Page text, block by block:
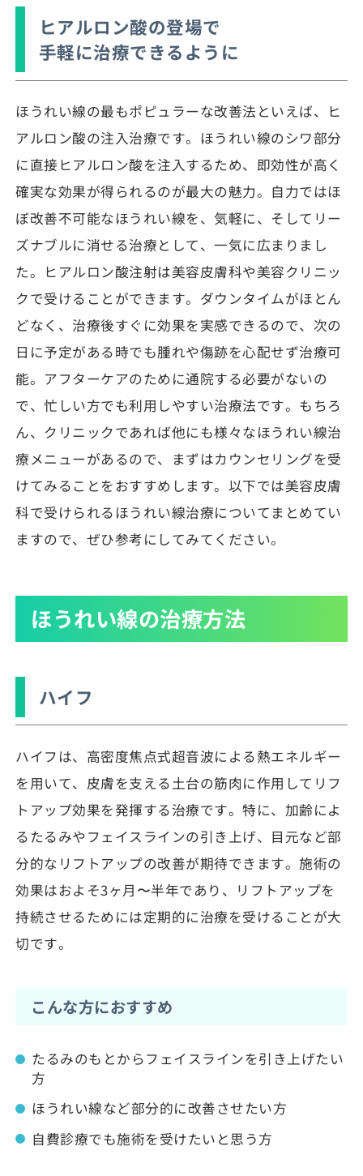
ヒアルロン酸の登場で
手軽に治療できるように
ほうれい線の最もポピュラーな改善法といえば、ヒ
アルロン酸の注入治療です。ほうれい線のシワ部分
に直接ヒアルロン酸を注入するため、即効性が高く
確実な効果が得られるのが最大の魅力。自力ではほ
ぼ改善不可能なほうれい線を、気軽に、そしてリー
ズナブルに消せる治療として、一気に広まりまし
た。ヒアルロン酸注射は美容皮膚科や美容クリニッ
クで受けることができます。ダウンタイムがほとん
どなく、治療後すぐに効果を実感できるので、次の
日に予定がある時でも腫れや傷跡を心配せず治療可
能。アフターケアのために通院する必要がないの
で、忙しい方でも利用しやすい治療法です。もちろ
ん、クリニックであれば他にも様々なほうれい線治
療メニューがあるので、まずはカウンセリングを受
けてみることをおすすめします。以下では美容皮膚
科で受けられるほうれい線治療についてまとめてい
ますので、ぜひ参考にしてみてください。
ほうれい線の治療方法
ハイフ
ハイフは、高密度焦点式超音波による熱エネルギー
を用いて、皮膚を支える土台の筋肉に作用してリフ
トアップ効果を発揮する治療です。特に、加齢によ
るたるみやフェイスラインの引き上げ、目元など部
分的なリフトアップの改善が期待できます。施術の
効果はおよそ3ヶ月〜半年であり、リフトアップを
持続させるためには定期的に治療を受けることが大
切です。
こんな方におすすめ
たるみのもとからフェイスラインを引き上げたい
方
ほうれい線など部分的に改善させたい方
自費診療でも施術を受けたいと思う方